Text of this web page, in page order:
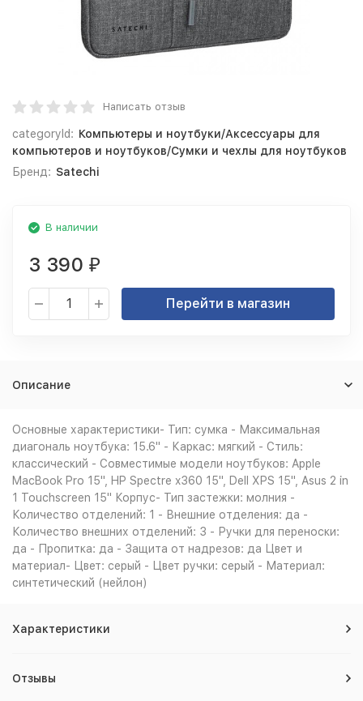
Написать отзыв
categoryId: Компьютеры и ноутбуки/Аксессуары для
компьютеров и ноутбуков/Сумки и чехлы для ноутбуков
Бренд: Satechi
В наличии
3 390 ₽
Перейти в магазин
Описание
Основные характеристики- Тип: сумка - Максимальная
диагональ ноутбука: 15.6" - Каркас: мягкий - Стиль:
классический - Совместимые модели ноутбуков: Apple
MacBook Pro 15", HP Spectre x360 15", Dell XPS 15", Asus 2 in
1 Touchscreen 15" Корпус- Тип застежки: молния -
Количество отделений: 1 - Внешние отделения: да -
Количество внешних отделений: 3 - Ручки для переноски:
да - Пропитка: да - Защита от надрезов: да Цвет и
материал- Цвет: серый - Цвет ручки: серый - Материал:
синтетический (нейлон)
Характеристики
Отзывы